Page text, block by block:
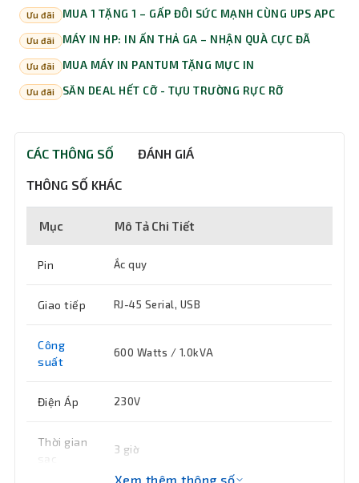
Ưu đãi MUA 1 TẶNG 1 – GẤP ĐÔI SỨC MẠNH CÙNG UPS APC
Ưu đãi MÁY IN HP: IN ẤN THẢ GA – NHẬN QUÀ CỰC ĐÃ
Ưu đãi MUA MÁY IN PANTUM TẶNG MỰC IN
Ưu đãi SĂN DEAL HẾT CỠ - TỰU TRƯỜNG RỰC RỠ
CÁC THÔNG SỐ ĐÁNH GIÁ
THÔNG SỐ KHÁC
Mục Mô Tả Chi Tiết
Pin Ắc quy
Giao tiếp RJ-45 Serial, USB
Công
suất
600 Watts / 1.0kVA
Điện Áp 230V
Thời gian
sạc
3 giờ
Xem thêm thông số